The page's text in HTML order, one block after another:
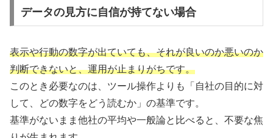
データの見方に自信が持てない場合
表示や行動の数字が出ていても、それが良いのか悪いのか
判断できないと、運用が止まりがちです。
このとき必要なのは、ツール操作よりも「自社の目的に対
して、どの数字をどう読むか」の基準です。
基準がないまま他社の平均や一般論と比べると、不要な焦